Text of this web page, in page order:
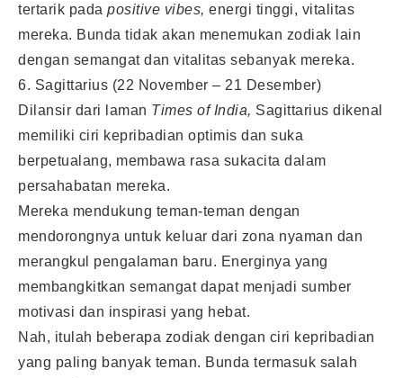
tertarik pada positive vibes, energi tinggi, vitalitas
mereka. Bunda tidak akan menemukan zodiak lain
dengan semangat dan vitalitas sebanyak mereka.
6. Sagittarius (22 November – 21 Desember)
Dilansir dari laman Times of India, Sagittarius dikenal
memiliki ciri kepribadian optimis dan suka
berpetualang, membawa rasa sukacita dalam
persahabatan mereka.
Mereka mendukung teman-teman dengan
mendorongnya untuk keluar dari zona nyaman dan
merangkul pengalaman baru. Energinya yang
membangkitkan semangat dapat menjadi sumber
motivasi dan inspirasi yang hebat.
Nah, itulah beberapa zodiak dengan ciri kepribadian
yang paling banyak teman. Bunda termasuk salah